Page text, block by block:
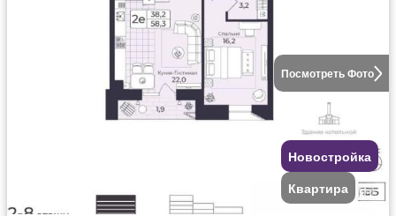
Посмотреть Фото
Новостройка
Квартира